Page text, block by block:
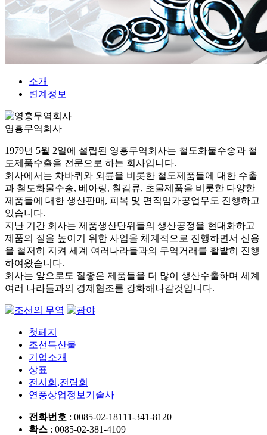
소개
련계정보
영흥무역회사
1979년 5월 2일에 설립된 영흥무역회사는 철도화물수송과 철
도제품수출을 전문으로 하는 회사입니다.
회사에서는 차바퀴와 외륜을 비롯한 철도제품들에 대한 수출
과 철도화물수송, 베아링, 칠감류, 초물제품을 비롯한 다양한
제품들에 대한 생산판매, 피복 및 편직임가공업무도 진행하고
있습니다.
지난 기간 회사는 제품생산단위들의 생산공정을 현대화하고
제품의 질을 높이기 위한 사업을 체계적으로 진행하면서 신용
을 철저히 지켜 세계 여러나라들과의 무역거래를 활발히 진행
하여왔습니다.
회사는 앞으로도 질좋은 제품들을 더 많이 생산수출하며 세계
여러 나라들과의 경제협조를 강화해나갈것입니다.
첫페지
조선특산물
기업소개
상표
전시회,전람회
연풍상업정보기술사
전화번호 : 0085-02-18111-341-8120
확스 : 0085-02-381-4109